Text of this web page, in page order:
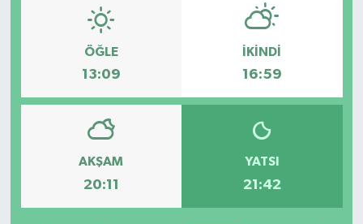
ÖĞLE
13:09
İKINDI
16:59
AKŞAM
20:11
YATSI
21:42